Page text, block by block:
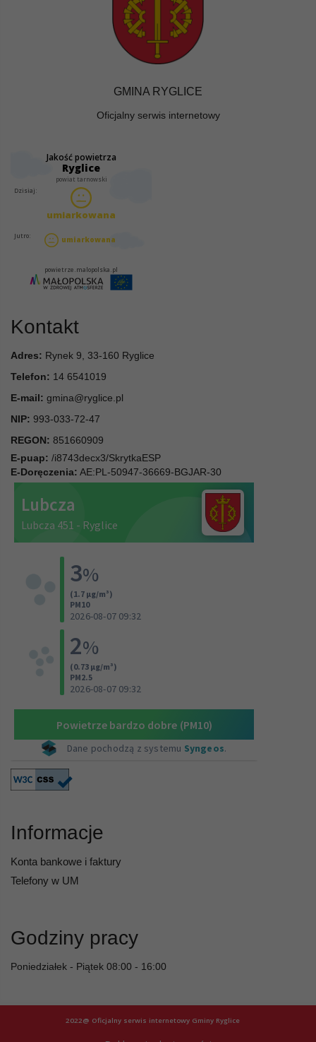
GMINA RYGLICE
Oficjalny serwis internetowy
Kontakt
Adres: Rynek 9, 33-160 Ryglice
Telefon: 14 6541019
E-mail: gmina@ryglice.pl
NIP: 993-033-72-47
REGON: 851660909
E-puap: /i8743decx3/SkrytkaESP
E-Doręczenia: AE:PL-50947-36669-BGJAR-30
Informacje
Konta bankowe i faktury
Telefony w UM
Godziny pracy
Poniedziałek - Piątek 08:00 - 16:00
2022@ Oficjalny serwis internetowy Gminy Ryglice